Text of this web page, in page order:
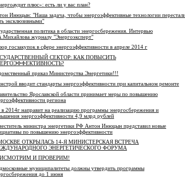
плюс»: есть ли у вас план?
Инюцын: "Наша задача, чтобы энергоэффективные технологии
эксклюзивными"
политика в области энергосбережения. Интервью
журналу "Энергоэксперт"
госзакупок в сфере энергоэффективности в апреле 2014 г
СЕКТОР: КАК ПОВЫСИТЬ
приказ Министерства Энергетики!!!
вводит стандарты энергоэффективности при капитальном ремонте
Ярославской области принимает меры по повышению
региона
2014г направит на реализацию программы энергосбережения и
энергоэффективности 4,9 млрд рублей
министра энергетики РФ Антон Инюцын представил новые
по повышению энергоэффективности
ОТКРЫЛАСЬ 14-Я МИНИСТЕРСКАЯ ВСТРЕЧА
ЭНЕРГЕТИЧЕСКОГО ФОРУМА
И ПРОВЕРИМ!
муниципалитеты должны утвердить программы
до 1 июня